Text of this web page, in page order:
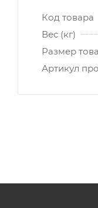
Код товара
Вес (кг)
Размер
Артикул